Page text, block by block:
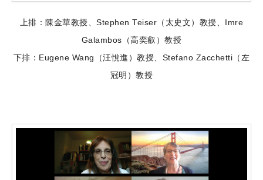
上排：陳金華教授、Stephen Teiser（太史文）教授、Imre
Galambos（高奕叡）教授
下排：Eugene Wang（汪悅進）教授、Stefano Zacchetti（左
冠明）教授